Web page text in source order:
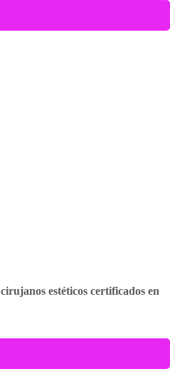
cirujanos estéticos certificados en